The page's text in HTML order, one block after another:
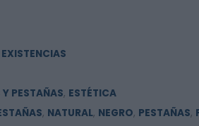
PESTAÑAS, ESTÉTICA
, NATURAL, NEGRO, PESTAÑAS,